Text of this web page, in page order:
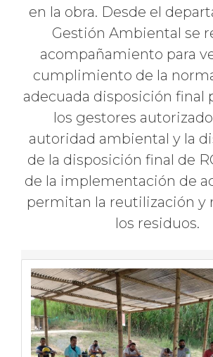
en la obra. Desde el
Gestión Ambiental se
acompañamiento para
cumplimiento de la
adecuada disposición final
los gestores
autoridad ambiental y la
de la disposición final de
de la implementación de
permitan la reutilización y
los residuos.